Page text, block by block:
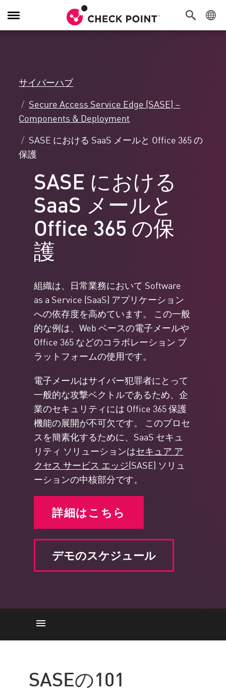
Toggle
Navigation
サイバーハブ
Secure Access Service Edge (SASE) –
Components & Deployment
SASE における SaaS メールと Office 365 の
保護
SASE における
SaaS メールと
Office 365 の保
護
組織は、日常業務において Software
as a Service (SaaS) アプリケーション
への依存度を高めています。 この一般
的な例は、Web ベースの電子メールや
Office 365 などのコラボレーション プ
ラットフォームの使用です。
電子メールはサイバー犯罪者にとって
一般的な攻撃ベクトルであるため、企
業のセキュリティには Office 365 保護
機能の展開が不可欠です。 このプロセ
スを簡素化するために、SaaS セキュ
リティ ソリューションはセキュア ア
クセス サービス エッジ(SASE) ソリュ
ーションの中核部分です。
詳細はこちら
デモのスケジュール
チェック・ポイントのソリュ
SASEの101